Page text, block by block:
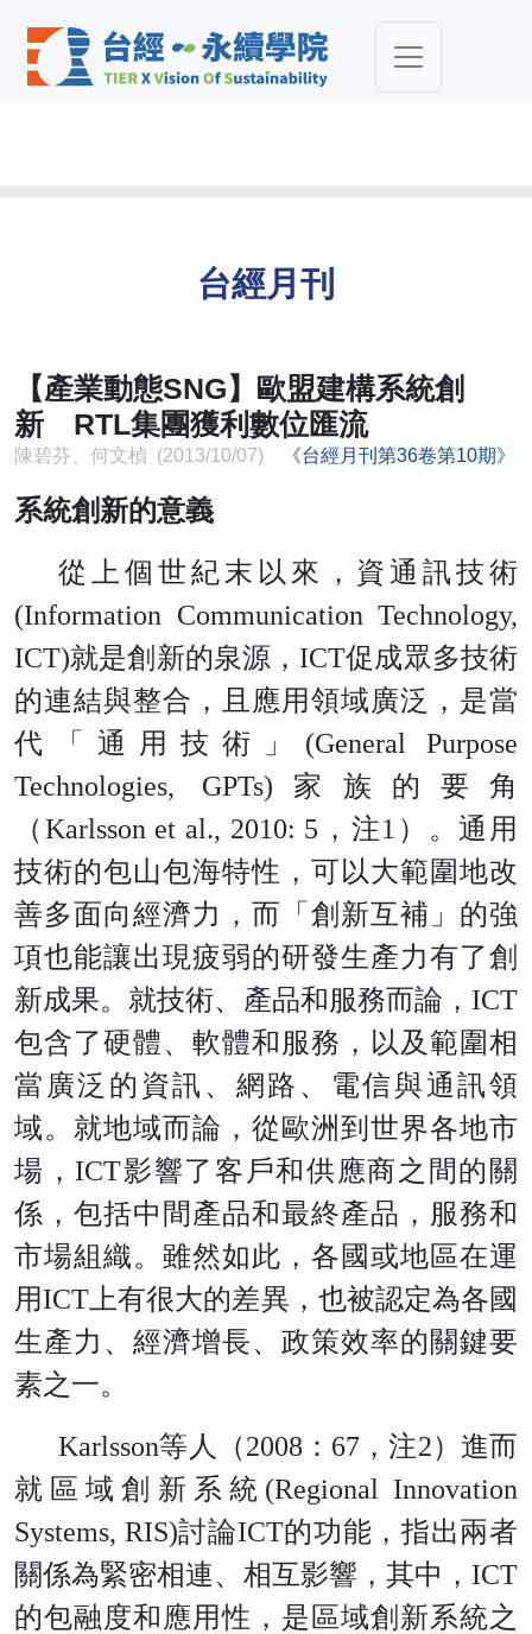
台經月刊
【產業動態SNG】歐盟建構系統創
新 RTL集團獲利數位匯流
陳碧芬、何文楨 (2013/10/07) 《台經月刊第36卷第10期》
系統創新的意義
從上個世紀末以來，資通訊技術
(Information Communication Technology,
ICT)就是創新的泉源 ， ICT促成眾多技術
的連結與整合，且應用領域廣泛，是當
代「通用技術
」 (General Purpose
Technologies, GPTs) 家族的要角
（Karlsson et al., 2010: 5 ， 注1 ）。通用
技術的包山包海特性，可以大範圍地改
善多面向經濟力，而「創新互補」的強
項也能讓出現疲弱的研發生產力有了創
新成果。就技術、產品和服務而論 ， ICT
包含了硬體、軟體和服務，以及範圍相
當廣泛的資訊、網路、電信與通訊領
域。就地域而論，從歐洲到世界各地市
場 ， ICT影響了客戶和供應商之間的關
係，包括中間產品和最終產品，服務和
市場組織。雖然如此，各國或地區在運
用ICT 上有很大的差異，也被認定為各國
生產力、經濟增長、政策效率的關鍵要
素之一。
Karlsson等人 （2008 ： 67 ，注2）進而
就區域創新系 統 (Regional Innovation
Systems, RIS)討論ICT的功能，指出兩者
關係為緊密相連、相互影響，其中 ， ICT
的包融度和應用性，是區域創新系統之